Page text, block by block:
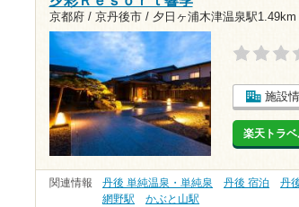
京都府 / 京丹後市 / 夕日ヶ浦木津温泉駅1.49km
施設
楽天トラ
関連情報 丹後 単純温泉・単純泉 丹後 宿泊 丹
網野駅
かぶと山駅